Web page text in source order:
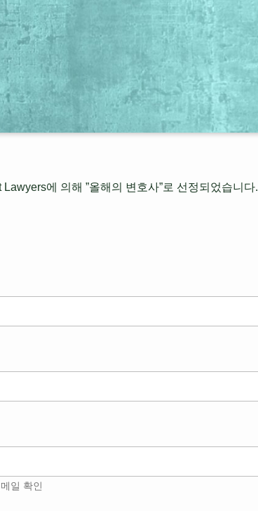
에 의해 ”올해의 변호사”로 선정되었습니다.
일 확인